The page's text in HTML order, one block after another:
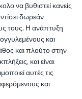
να βυθιστεί κανείς
δωρεάν
τους. Η ανάπτυξη
και
και πλούτο στην
και είναι
αυτές τις
και